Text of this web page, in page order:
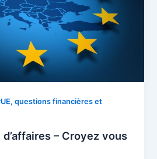
questions financières et
– Croyez vous